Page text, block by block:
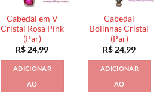
Cabedal em V
Cristal Rosa Pink
(Par)
R$24,99
ADICIONAR
AO
Cabedal
Bolinhas Cristal
(Par)
R$24,99
ADICIONAR
AO